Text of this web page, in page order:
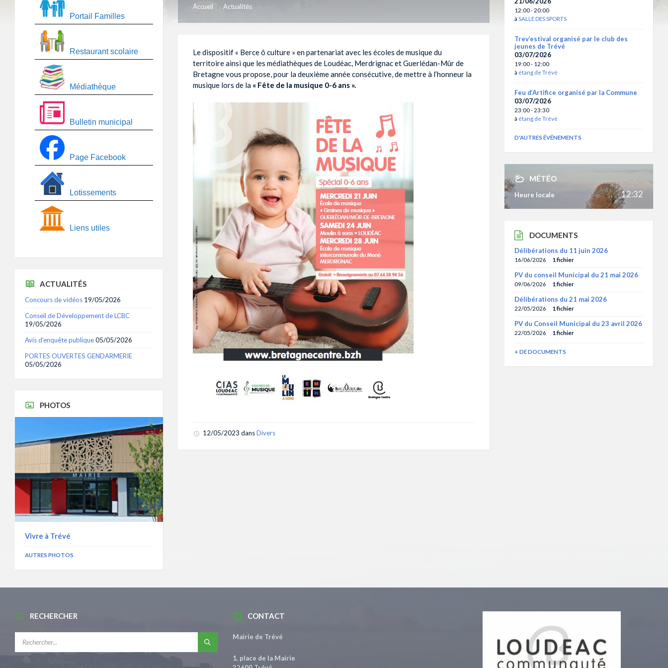
Accueil / Actualités
Le dispositif « Berce ô culture » en partenariat avec les écoles de musique du
territoire ainsi que les médiathèques de Loudéac, Merdrignac et Guerlédan-Mûr de
Bretagne vous propose, pour la deuxième année consécutive, de mettre à l’honneur la
musique lors de la « Fête de la musique 0-6 ans ».
12/05/2023dansDivers
Portail Familles
Restaurant scolaire
Médiathèque
Bulletin municipal
Page Facebook
Lotissements
Liens utiles
ACTUALITÉS
Concours de vidéos 19/05/2026
Conseil de Développement de LCBC
19/05/2026
Avis d’enquête publique05/05/2026
PORTES OUVERTES GENDARMERIE
05/05/2026
PHOTOS
Vivre à Trévé
AUTRES PHOTOS
12:00 - 20:00
àSALLE DES SPORTS
Trev’estival organisé par le club des
jeunes de Trévé
03/07/2026
19:00 - 12:00
à étang de Trévé
Feu d’Artifice organisé par la Commune
03/07/2026
23:00 - 23:30
à étang de Trévé
D'AUTRES ÉVÉNEMENTS
MÉTÉO
Heure locale 12:32
DOCUMENTS
Délibérations du 11 juin 2026
16/06/2026 1 fichier
PV du conseil Municipal du 21 mai 2026
09/06/2026 1 fichier
Délibérations du 21 mai 2026
22/05/2026 1 fichier
PV du Conseil Municipal du 23 avril 2026
22/05/2026 1 fichier
+ DE DOCUMENTS
RECHERCHER CONTACT
Mairie de Trévé
1, place de la Mairie